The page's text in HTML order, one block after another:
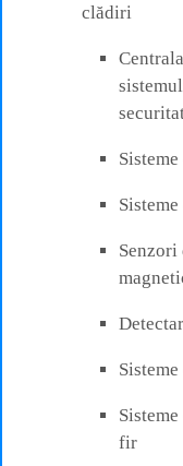
clădiri
Senzori
fir